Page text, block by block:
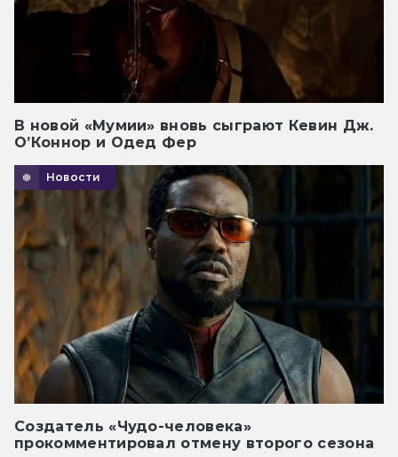
В новой «Мумии» вновь сыграют Кевин Дж.
О’Коннор и Одед Фер
Новости
Создатель «Чудо-человека»
прокомментировал отмену второго сезона